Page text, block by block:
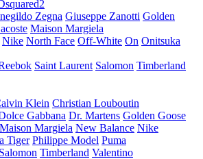
Zegna Giuseppe Zanotti Golden
Maison Margiela
Nike North Face Off-White On Onitsuka
Saint Laurent Salomon Timberland
Klein Christian Louboutin
Gabbana Dr. Martens Golden Goose
Maison Margiela New Balance Nike
Tiger Philippe Model Puma
Salomon Timberland Valentino